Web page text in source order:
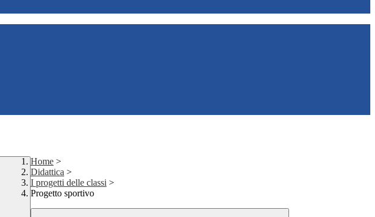
Home >
Didattica >
I progetti delle classi >
Progetto sportivo